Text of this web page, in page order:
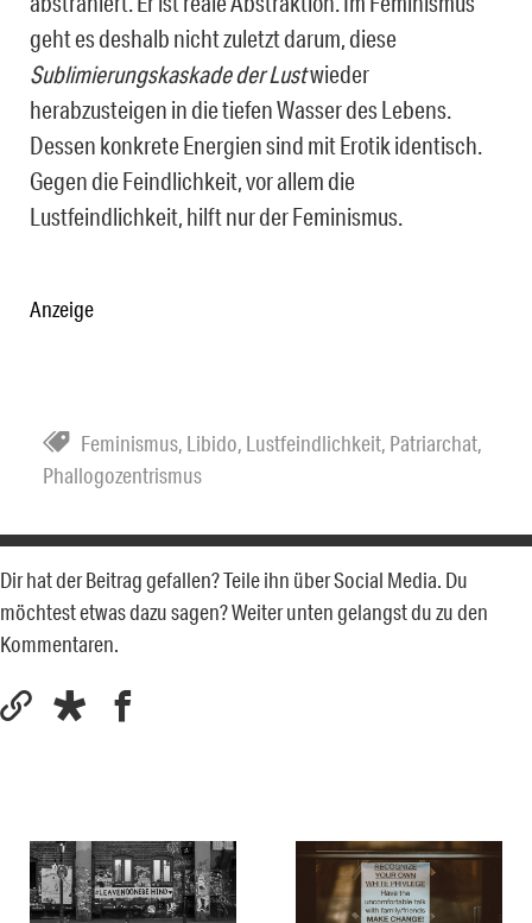
geht es deshalb nicht zuletzt darum, diese
Sublimierungskaskade der Lustwieder
herabzusteigen in die tiefen Wasser des Lebens.
Dessen konkrete Energien sind mit Erotik identisch.
Gegen die Feindlichkeit, vor allem die
Lustfeindlichkeit, hilft nur der Feminismus.
Anzeige
Feminismus, Libido, Lustfeindlichkeit, Patriarchat,
Phallogozentrismus
Dir hat der Beitrag gefallen? Teile ihn über Social Media. Du
möchtest etwas dazu sagen? Weiter unten gelangst du zu den
Kommentaren.